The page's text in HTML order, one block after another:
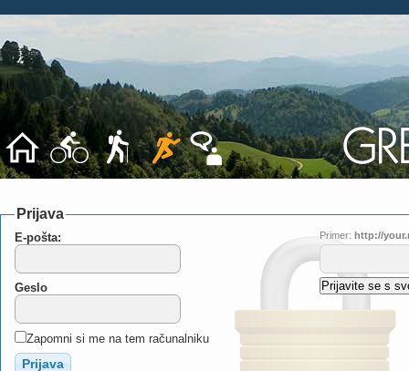
Prijava
E-pošta:
Geslo
Zapomni si me na tem računalniku
Primer: http://